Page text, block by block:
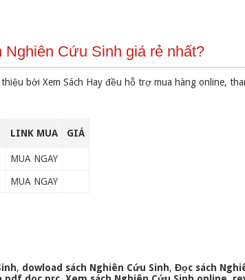
Nghiên Cứu Sinh giá rẻ nhất?
bởi Xem Sách Hay đều hỗ trợ mua hàng online,
LINK MUA GIÁ
MUA NGAY
MUA NGAY
, dowload sách Nghiên Cứu Sinh, Đọc sách